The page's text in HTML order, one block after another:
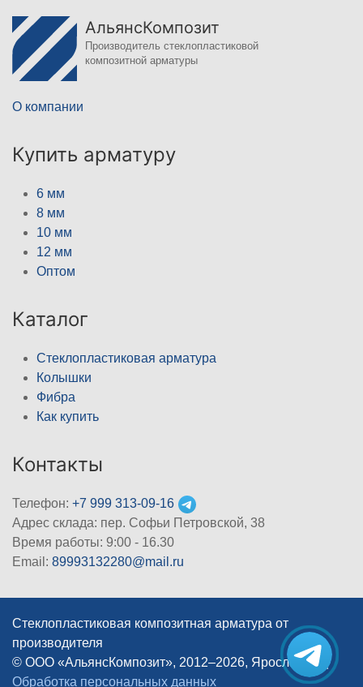
АльянсКомпозит
Производитель стеклопластиковой
композитной арматуры
О компании
Купить арматуру
6 мм
8 мм
10 мм
12 мм
Оптом
Каталог
Стеклопластиковая арматура
Колышки
Фибра
Как купить
Контакты
Телефон: +7 999 313-09-16
Адрес склада: пер. Софьи Петровской, 38
Время работы: 9:00 - 16.30
Email: 89993132280@mail.ru
Стеклопластиковая композитная арматура от
производителя
© ООО «АльянсКомпозит», 2012–2026, Ярославль
|
Обработка персональных данных